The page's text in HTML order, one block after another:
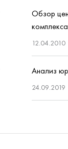
Обзор
12.04.2010
Анализ
24.09.2019